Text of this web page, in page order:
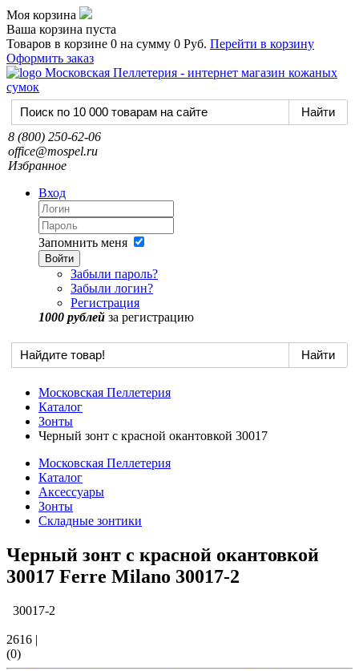
Моя корзина
Ваша корзина пуста
Товаров в корзине 0 на сумму 0 Руб. Перейти в корзину
Оформить заказ
8 (800) 250-62-06
office@mospel.ru
Избранное
Вход
Запомнить меня
Войти
Забыли пароль?
Забыли логин?
Регистрация
1000 рублей за регистрацию
Московская Пеллетерия
Каталог
Зонты
Черный зонт с красной окантовкой 30017
Московская Пеллетерия
Каталог
Аксессуары
Зонты
Складные зонтики
Черный зонт с красной окантовкой
30017 Ferre Milano 30017-2
30017-2
2616 |
(0)